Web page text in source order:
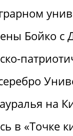
Бойко с
на
в «Точке